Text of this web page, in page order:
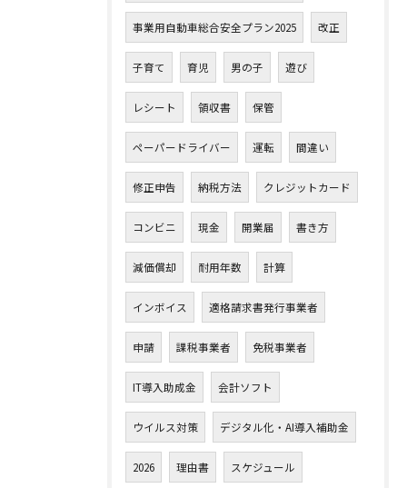
事業用自動車総合安全プラン2025 改正
子育て 育児 男の子 遊び
レシート 領収書 保管
ペーパードライバー 運転 間違い
修正申告 納税方法 クレジットカード
コンビニ 現金 開業届 書き方
減価償却 耐用年数 計算
インボイス 適格請求書発行事業者
申請 課税事業者 免税事業者
IT導入助成金 会計ソフト
ウイルス対策 デジタル化・AI導入補助金
2026 理由書 スケジュール